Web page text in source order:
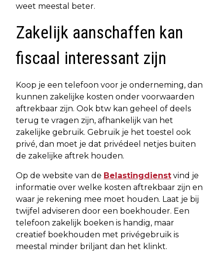
weet meestal beter.
Zakelijk aanschaffen kan
fiscaal interessant zijn
Koop je een telefoon voor je onderneming, dan
kunnen zakelijke kosten onder voorwaarden
aftrekbaar zijn. Ook btw kan geheel of deels
terug te vragen zijn, afhankelijk van het
zakelijke gebruik. Gebruik je het toestel ook
privé, dan moet je dat privédeel netjes buiten
de zakelijke aftrek houden.
Op de website van de Belastingdienst vind je
informatie over welke kosten aftrekbaar zijn en
waar je rekening mee moet houden. Laat je bij
twijfel adviseren door een boekhouder. Een
telefoon zakelijk boeken is handig, maar
creatief boekhouden met privégebruik is
meestal minder briljant dan het klinkt.